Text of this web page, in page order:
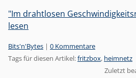
"Im drahtlosen
lesen
Kategorien:
Bits'n'Bytes | 0 Kommentare
Tags für diesen Artikel:fritzbox, heimnetz
Zuletzt